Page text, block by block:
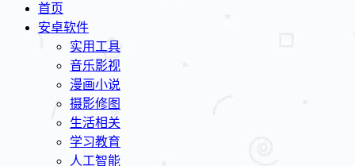
首页
安卓软件
实用工具
音乐影视
漫画小说
摄影修图
生活相关
学习教育
人工智能